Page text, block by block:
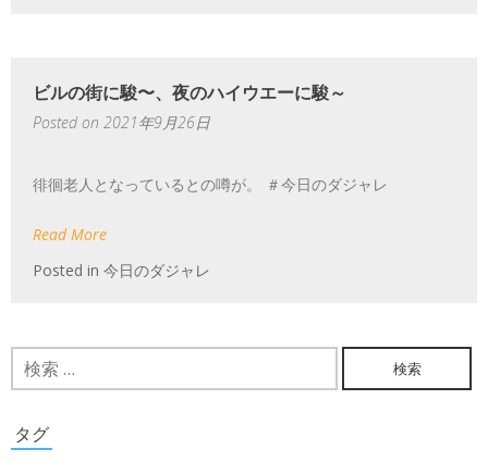
ビルの街に駿〜、夜のハイウエーに駿～
Posted on 2021年9月26日
徘徊老人となっているとの噂が。 ＃今日のダジャレ
Read More
Posted in 今日のダジャレ
検
索:
タグ